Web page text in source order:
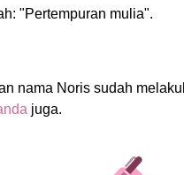
"Pertempuran mulia".
nama Noris sudah
juga.